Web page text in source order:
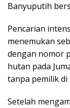
Banyuputih
Pencarian
menemukan
dengan nomor
hutan pada
tanpa pemilik di
Setelah